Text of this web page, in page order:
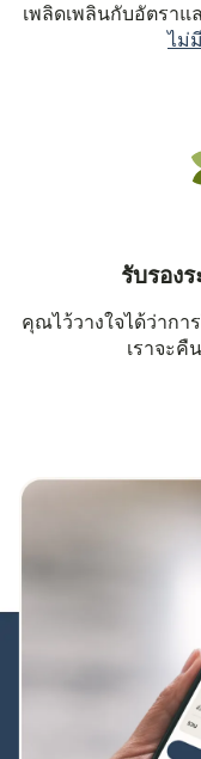
เพลิดเพลินกับอัตราแ
ไม่
รับรอง
คุณไว้วางใจได้ว่ากา
เราจะคื